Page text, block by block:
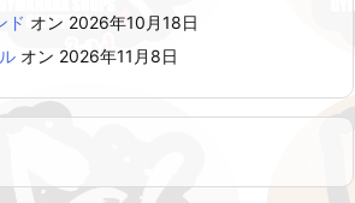
ド オン 2026年10月18日
オン 2026年11月8日